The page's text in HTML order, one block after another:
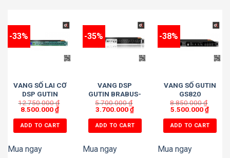
-33%
VANG SỐ LAI CƠ
DSP GUTIN
KM320
12.750.000₫
8.500.000₫
ADD TO CART
Mua ngay
-35%
VANG DSP
GUTIN BRABUS-
5FX
5.700.000₫
3.700.000₫
ADD TO CART
Mua ngay
-38%
VANG SỐ GUTIN
GS820
(VERSION 2022)
GTAIR
8.850.000₫
5.500.000₫
ADD TO CART
Mua ngay